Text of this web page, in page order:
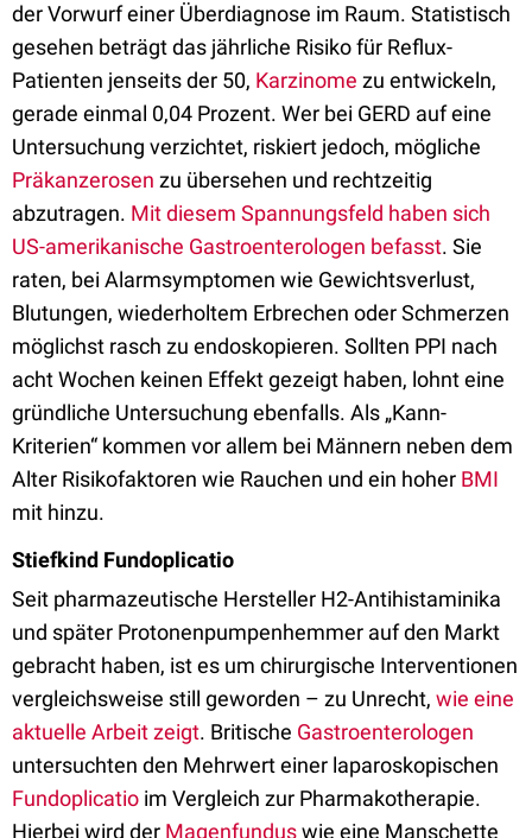
der Vorwurf einer Überdiagnose im Raum. Statistisch
gesehen beträgt das jährliche Risiko für Reflux-
Patienten jenseits der 50, Karzinome zu entwickeln,
gerade einmal 0,04 Prozent. Wer bei GERD auf eine
Untersuchung verzichtet, riskiert jedoch, mögliche
Präkanzerosen zu übersehen und rechtzeitig
abzutragen. Mit diesem Spannungsfeld haben sich
US-amerikanische Gastroenterologen befasst. Sie
raten, bei Alarmsymptomen wie Gewichtsverlust,
Blutungen, wiederholtem Erbrechen oder Schmerzen
möglichst rasch zu endoskopieren. Sollten PPI nach
acht Wochen keinen Effekt gezeigt haben, lohnt eine
gründliche Untersuchung ebenfalls. Als „Kann-
Kriterien“ kommen vor allem bei Männern neben dem
Alter Risikofaktoren wie Rauchen und ein hoher BMI
mit hinzu.
Stiefkind Fundoplicatio
Seit pharmazeutische Hersteller H2-Antihistaminika
und später Protonenpumpenhemmer auf den Markt
gebracht haben, ist es um chirurgische Interventionen
vergleichsweise still geworden – zu Unrecht, wie eine
aktuelle Arbeit zeigt. Britische Gastroenterologen
untersuchten den Mehrwert einer laparoskopischen
Fundoplicatio im Vergleich zur Pharmakotherapie.
Hierbei wird der Magenfunduswie eine Manschette